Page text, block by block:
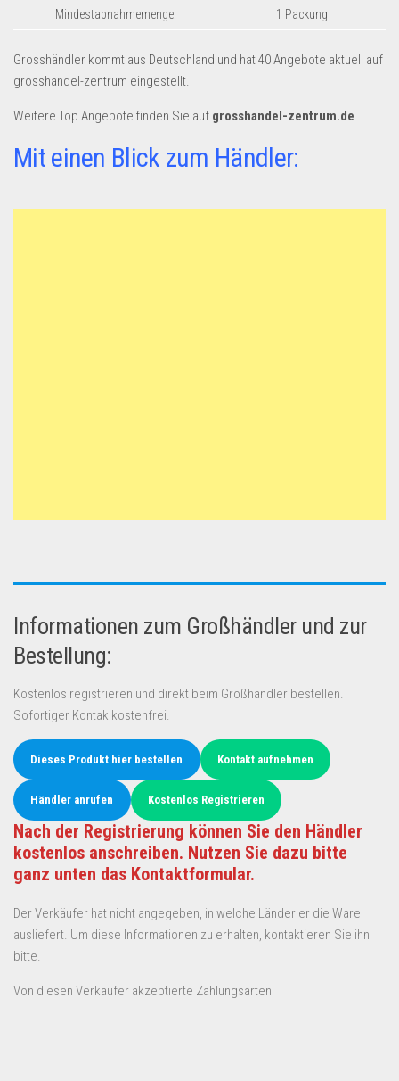
Saison & Eventprodkte
B2B Produkte
Grosshandel
Aldi
Lidl
Mindestabnahmemenge: 1 Packung
Grosshändler kommt aus Deutschland und hat 40 Angebote aktuell auf
grosshandel-zentrum eingestellt.
Weitere Top Angebote finden Sie auf grosshandel-zentrum.de
Mit einen Blick zum Händler:
Informationen zum Großhändler und zur
Bestellung:
Kostenlos registrieren und direkt beim Großhändler bestellen.
Sofortiger Kontak kostenfrei.
Dieses Produkt hier bestellen Kontakt aufnehmen
Händler anrufen Kostenlos Registrieren
Nach der Registrierung können Sie den Händler
kostenlos anschreiben. Nutzen Sie dazu bitte
ganz unten das Kontaktformular.
Der Verkäufer hat nicht angegeben, in welche Länder er die Ware
ausliefert. Um diese Informationen zu erhalten, kontaktieren Sie ihn
bitte.
Von diesen Verkäufer akzeptierte Zahlungsarten